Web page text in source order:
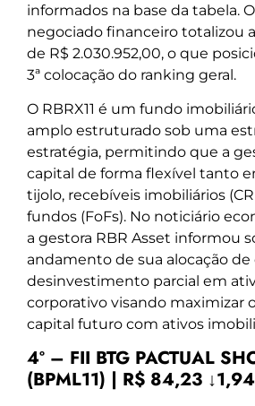
informados na base da tabela.
negociado financeiro totalizou
de R$ 2.030.952,00, o que
3ª colocação do ranking geral.
O RBRX11 é um fundo
amplo estruturado sob uma
estratégia, permitindo que a
capital de forma flexível tanto
tijolo, recebíveis imobiliários
fundos (FoFs). No noticiário
a gestora RBR Asset informou
andamento de sua alocação de
desinvestimento parcial em
corporativo visando maximizar
capital futuro com ativos
4º – FII BTG PACTUAL
(BPML11) | R$ 84,23